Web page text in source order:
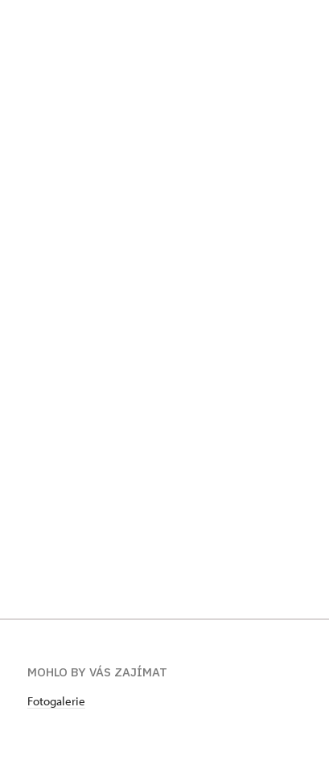
MOHLO BY VÁS ZAJÍMAT
Fotogalerie